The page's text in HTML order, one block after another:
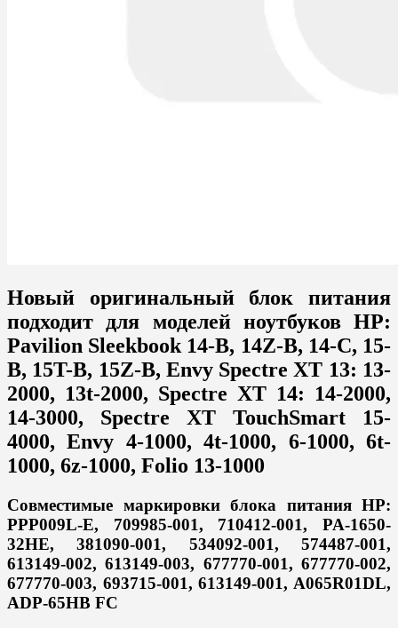
Новый оригинальный блок питания
подходит для моделей ноутбуков HP:
Pavilion Sleekbook 14-B, 14Z-B, 14-C, 15-
B, 15T-B, 15Z-B, Envy Spectre XT 13: 13-
2000, 13t-2000, Spectre XT 14: 14-2000,
14-3000, Spectre XT TouchSmart 15-
4000, Envy 4-1000, 4t-1000, 6-1000, 6t-
1000, 6z-1000, Folio 13-1000
Совместимые маркировки блока питания HP:
PPP009L-E, 709985-001, 710412-001, PA-1650-
32HE, 381090-001, 534092-001, 574487-001,
613149-002, 613149-003, 677770-001, 677770-002,
677770-003, 693715-001, 613149-001, A065R01DL,
ADP-65HB FC